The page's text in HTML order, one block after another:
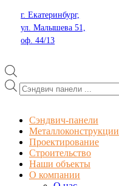
г. Екатеринбург,
ул. Малышева 51,
оф. 44/13
Поиск
товаров
Сэндвич-панели
Металлоконструкции
Проектирование
Строительство
Наши объекты
О компании